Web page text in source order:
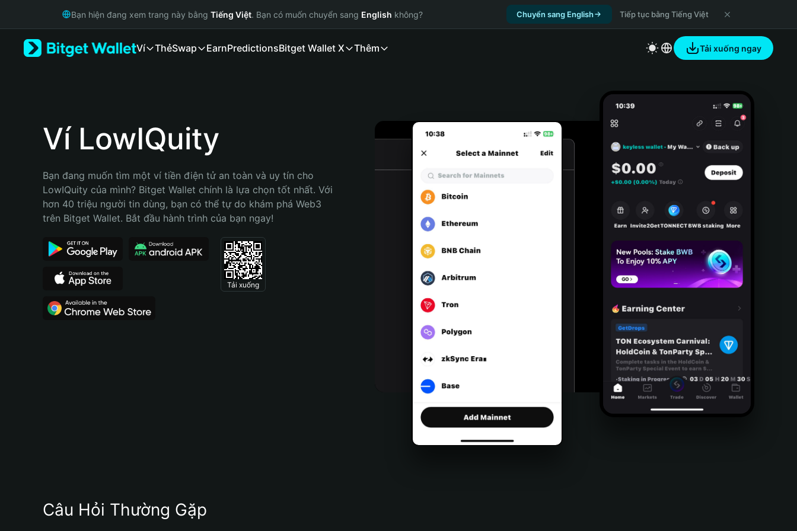
Русский
Bahasa Indonesia
Português (Brasil)
Bạn hiện đang xem trang này bằng Tiếng Việt. Bạn có muốn chuyển sang English không? Chuyển sang English Tiếp tục bằng Tiếng Việt
Ví ThẻSwap EarnPredictionsBitget Wallet X Thêm Tải xuống ngay
Ví LowIQuity
Bạn đang muốn tìm một ví tiền điện tử an toàn và uy tín cho
LowIQuity của mình? Bitget Wallet chính là lựa chọn tốt nhất. Với
hơn 40 triệu người tin dùng, bạn có thể tự do khám phá Web3
trên Bitget Wallet. Bắt đầu hành trình của bạn ngay!
Tải xuống
Câu Hỏi Thường Gặp